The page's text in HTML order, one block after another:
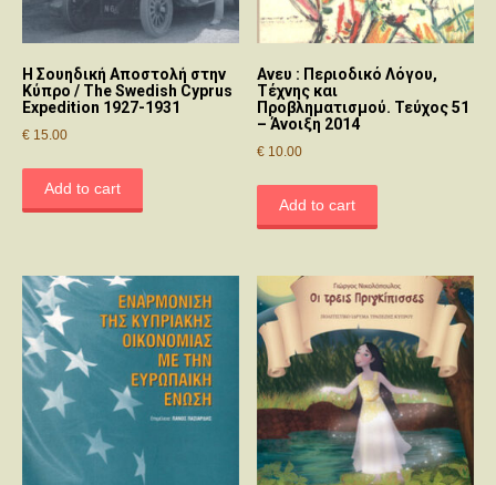
Η Σουηδική Αποστολή στην
Κύπρο / The Swedish Cyprus
Expedition 1927-1931
€ 15.00
Add to cart
Ανευ : Περιοδικό Λόγου,
Τέχνης και
Προβληματισμού. Τεύχος 51
– Άνοιξη 2014
€ 10.00
Add to cart